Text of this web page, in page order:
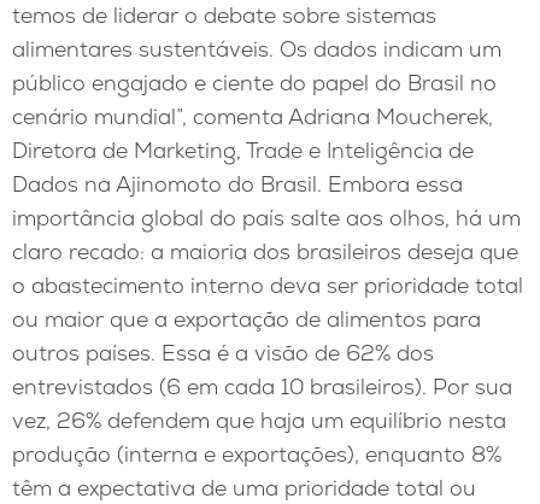
temos de liderar o debate sobre sistemas
alimentares sustentáveis. Os dados indicam um
público engajado e ciente do papel do Brasil no
cenário mundial”, comenta Adriana Moucherek,
Diretora de Marketing, Trade e Inteligência de
Dados na Ajinomoto do Brasil. Embora essa
importância global do país salte aos olhos, há um
claro recado: a maioria dos brasileiros deseja que
o abastecimento interno deva ser prioridade total
ou maior que a exportação de alimentos para
outros países. Essa é a visão de 62% dos
entrevistados (6 em cada 10 brasileiros). Por sua
vez, 26% defendem que haja um equilíbrio nesta
produção (interna e exportações), enquanto 8%
têm a expectativa de uma prioridade total ou